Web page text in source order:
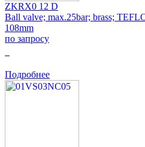
ZKRX0 12 D
Ball valve; max.25bar; brass;
108mm
по запросу
Подробнее